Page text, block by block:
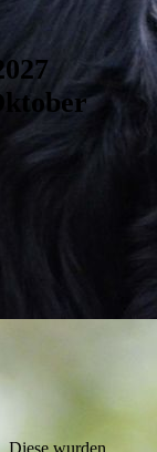
Diese wurden